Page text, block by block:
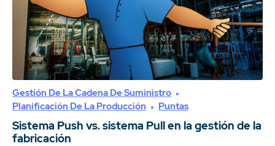
Gestión De La Cadena De Suministro
Planificación De La Producción
Puntas
Sistema Push vs. sistema Pull en la gestión de la
fabricación